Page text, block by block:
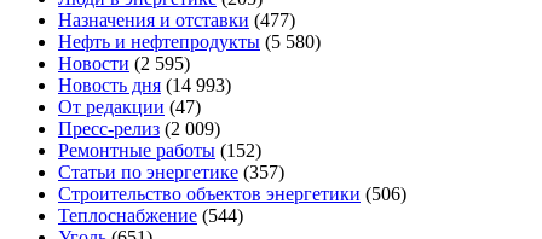
Назначения и отставки (477)
Нефть и нефтепродукты (5 580)
Новости (2 595)
Новость дня (14 993)
От редакции (47)
Пресс-релиз (2 009)
Ремонтные работы (152)
Статьи по энергетике (357)
Строительство объектов энергетики (506)
Теплоснабжение (544)